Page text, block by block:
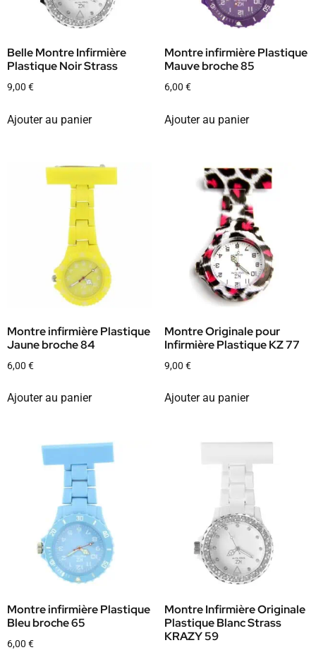
Belle Montre Infirmière
Plastique Noir Strass
9,00 €
Ajouter au panier
Montre infirmière Plastique
Mauve broche 85
6,00 €
Ajouter au panier
Montre infirmière Plastique
Jaune broche 84
6,00 €
Ajouter au panier
Montre Originale pour
Infirmière Plastique KZ 77
9,00 €
Ajouter au panier
Montre infirmière Plastique
Bleu broche 65
6,00 €
Montre Infirmière Originale
Plastique Blanc Strass
KRAZY 59